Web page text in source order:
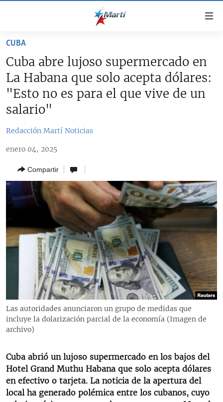
accesibilidad
contenido
principal
principal
la
búsqueda
CUBA
DERECHOS HUMANOS
SOBRE CUBA
ESTADOS UNIDOS
ESTADOS UNIDOS
AMÉRICA LATINA
OPINIÓN GRÁFICA
AUDIOVISUALES MARTÍ
RADIO MARTÍ
ESPECIALES
ESPECIALES
LA REALIDAD DE LA VIVIENDA EN CUBA
KENTU-CUBANO
DESINFORMACIÓN RUSA EN AMÉRICA LATINA
LA INVASIÓN DE RUSIA A UCRANIA
MULTIMEDIA
EDITORIALES
SÍGUENOS
CUBA
Cuba abre lujoso supermercado en
La Habana que solo acepta dólares:
"Esto no es para el que vive de un
salario"
Redacción Martí Noticias
enero 04, 2025
Compartir
Las autoridades anunciaron un grupo de medidas que
incluye la dolarización parcial de la economía (Imagen de
archivo)
Cuba abrió un lujoso supermercado en los bajos del
Hotel Grand Muthu Habana que solo acepta dólares
en efectivo o tarjeta. La noticia de la apertura del
local ha generado polémica entre los cubanos, cuyo